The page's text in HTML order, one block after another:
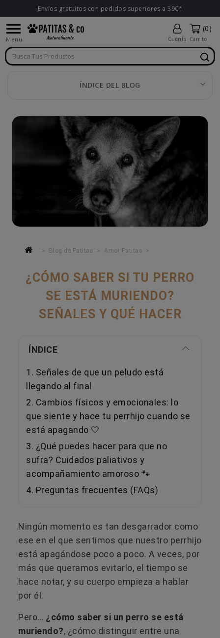
Envíos gratuitos con pedidos superiores a 39€*

Menu Cuenta
(0)
Carrito
ÍNDICE DEL BLOG
Blog de Patitas Amor Patitas
¿CÓMO SABER SI TU PERRO
SE ESTÁ MURIENDO?
SEÑALES Y QUÉ HACER
ÍNDICE
1. Señales de que un peludo está
llegando al final
2. Cambios físicos y emocionales: lo
que siente y hace tu perrhijo cuando se
está apagando 🤍
3. ¿Qué puedes hacer para que no
sufra? Cuidados paliativos y
acompañamiento amoroso 🐾
4. Preguntas frecuentes (FAQs)
Ningún momento es tan desgarrador como
ese en el que sentimos que nuestro perrhijo
está apagándose poco a poco. A veces, por
más que queramos evitarlo, el tiempo se
hace notar, y su cuerpo empieza a hablar
por él.
Pero… ¿cómo saber si un perro se está
muriendo?, ¿cómo distinguir entre una